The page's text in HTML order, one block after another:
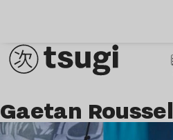
Gaetan Roussel